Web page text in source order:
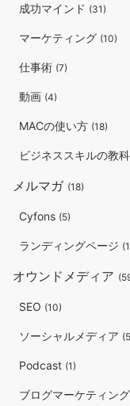
成功マインド (31)
マーケティング (10)
仕事術 (7)
動画 (4)
MACの使い方 (18)
ビジネススキルの教
メルマガ (18)
Cyfons (5)
ランディングページ
オウンドメディア
SEO (10)
ソーシャルメディア
Podcast (1)
ブログマーケティング